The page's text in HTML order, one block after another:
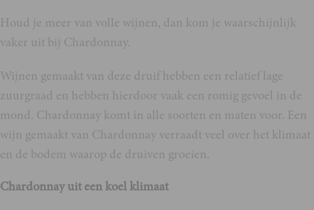
Houd je meer van volle wijnen, dan kom je waarschijnlijk
vaker uit bij Chardonnay.
Wijnen gemaakt van deze druif hebben een relatief lage
zuurgraad en hebben hierdoor vaak een romig gevoel in de
mond. Chardonnay komt in alle soorten en maten voor. Een
wijn gemaakt van Chardonnay verraadt veel over het klimaat
en de bodem waarop de druiven groeien.
Chardonnay uit een koel klimaat